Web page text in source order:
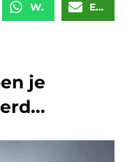
WhatsApp Email
je